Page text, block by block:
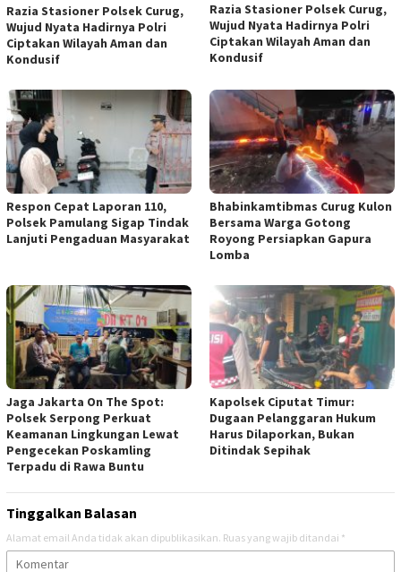
Razia Stasioner Polsek Curug,
Wujud Nyata Hadirnya Polri
Ciptakan Wilayah Aman dan
Kondusif
Razia Stasioner Polsek Curug,
Wujud Nyata Hadirnya Polri
Ciptakan Wilayah Aman dan
Kondusif
Respon Cepat Laporan 110,
Polsek Pamulang Sigap Tindak
Lanjuti Pengaduan Masyarakat
Bhabinkamtibmas Curug Kulon
Bersama Warga Gotong
Royong Persiapkan Gapura
Lomba
Jaga Jakarta On The Spot:
Polsek Serpong Perkuat
Keamanan Lingkungan Lewat
Pengecekan Poskamling
Terpadu di Rawa Buntu
Kapolsek Ciputat Timur:
Dugaan Pelanggaran Hukum
Harus Dilaporkan, Bukan
Ditindak Sepihak
Tinggalkan Balasan
Alamat email Anda tidak akan dipublikasikan. Ruas yang wajib ditandai *